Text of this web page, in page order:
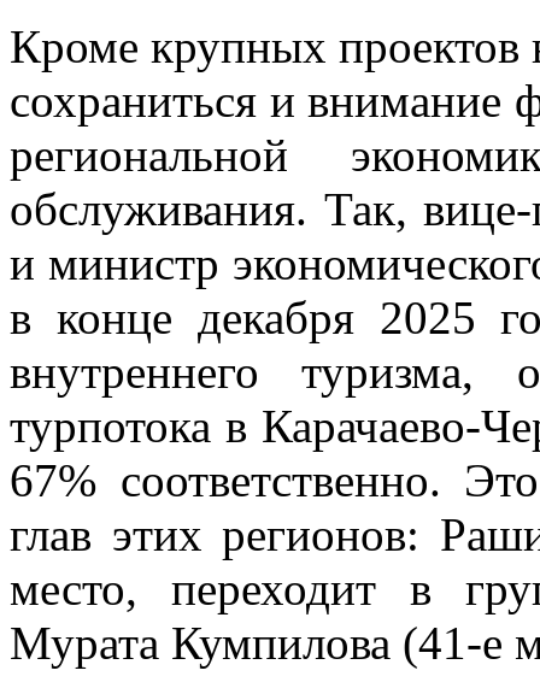
Кроме крупных проектов
сохраниться и внимание
региональной
обслуживания. Так,
и министр
в конце декабря 2025
внутреннего туризма,
турпотока в Карачаево-
67% соответственно.
глав этих регионов:
место, переходит в
Мурата Кумпилова (41-е